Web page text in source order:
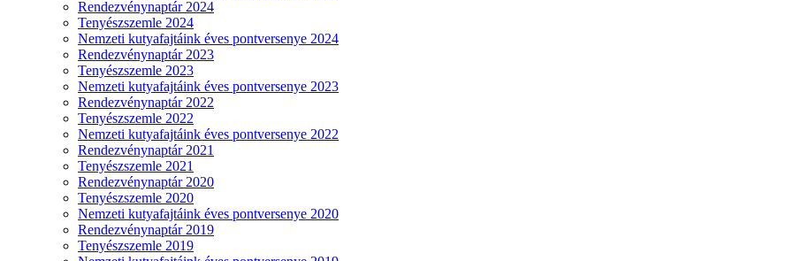
Rendezvénynaptár 2024
Tenyészszemle 2024
Nemzeti kutyafajtáink éves pontversenye 2024
Rendezvénynaptár 2023
Tenyészszemle 2023
Nemzeti kutyafajtáink éves pontversenye 2023
Rendezvénynaptár 2022
Tenyészszemle 2022
Nemzeti kutyafajtáink éves pontversenye 2022
Rendezvénynaptár 2021
Tenyészszemle 2021
Rendezvénynaptár 2020
Tenyészszemle 2020
Nemzeti kutyafajtáink éves pontversenye 2020
Rendezvénynaptár 2019
Tenyészszemle 2019